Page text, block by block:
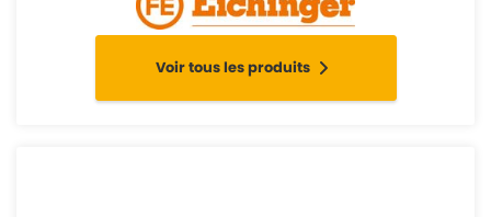
Voir tous les produits